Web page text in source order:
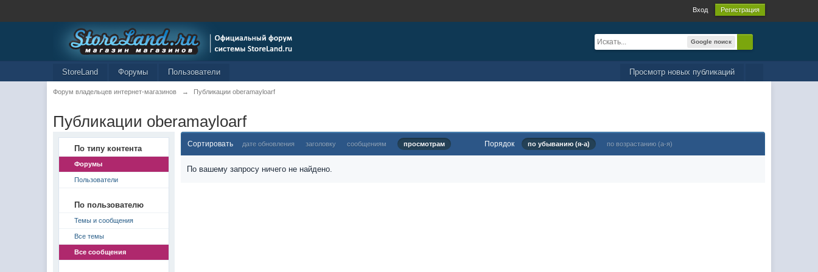
Вход Регистрация
Google поиск
Просмотр новых публикаций
StoreLand Форумы Пользователи
Форум владельцев интернет-магазинов → Публикации oberamayloarf
Публикации oberamayloarf
По типу контента
Форумы
Пользователи
По пользователю
Темы и сообщения
Все темы
Все сообщения
Сортировать дате обновления заголовку сообщениям просмотрам Порядок по убыванию (я-а) по возрастанию (а-я)
По вашему запросу ничего не найдено.